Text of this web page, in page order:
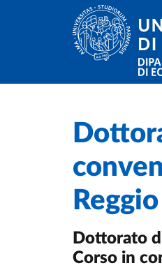
Salta al contenuto principale
Skip to footer
Home /
Dottorato
Corso in